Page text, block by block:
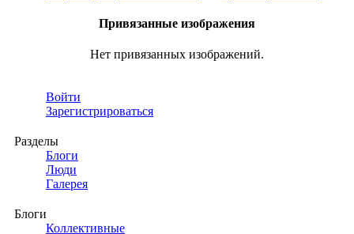
Привязанные изображения
Нет привязанных изображений.
Войти
Зарегистрироваться
Разделы
Блоги
Люди
Галерея
Блоги
Коллективные